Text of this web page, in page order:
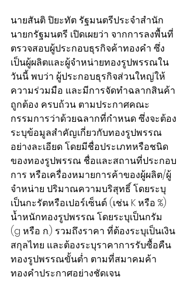
นายสันติ ปิยะทัต รัฐมนตรีประจำสำนัก
นายกรัฐมนตรี เปิดเผยว่า จากการลงพื้นที่
ตรวจสอบผู้ประกอบธุรกิจค้าทองคำ ซึ่ง
เป็นผู้ผลิตและผู้จำหน่ายทองรูปพรรณใน
วันนี้ พบว่า ผู้ประกอบธุรกิจส่วนใหญ่ให้
ความร่วมมือ และมีการจัดทำฉลากสินค้า
ถูกต้อง ครบถ้วน ตามประกาศคณะ
กรรมการว่าด้วยฉลากที่กำหนด ซึ่งจะต้อง
ระบุข้อมูลสำคัญเกี่ยวกับทองรูปพรรณ
อย่างละเอียด โดยมีชื่อประเภทหรือชนิด
ของทองรูปพรรณ ชื่อและสถานที่ประกอบ
การ หรือเครื่องหมายการค้าของผู้ผลิต/ผู้
จำหน่าย ปริมาณความบริสุทธิ์ โดยระบุ
เป็นกะรัตหรือเปอร์เซ็นต์ (เช่น K หรือ %)
น้ำหนักทองรูปพรรณ โดยระบุเป็นกรัม
(g หรือ ก.) รวมถึงราคา ที่ต้องระบุเป็นเงิน
สกุลไทย และต้องระบุราคาการรับซื้อคืน
ทองรูปพรรณขั้นต่ำ ตามที่สมาคมค้า
ทองคำประกาศอย่างชัดเจน